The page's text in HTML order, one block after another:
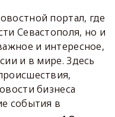
портал, где
Севастополя, но и
и интересное,
и в мире. Здесь
бизнеса
события в